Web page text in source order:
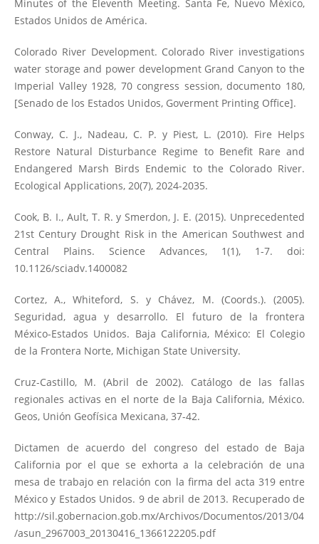
Minutes of the Eleventh Meeting. Santa Fe, Nuevo México,
Estados Unidos de América.
Colorado River Development. Colorado River investigations
water storage and power development Grand Canyon to the
Imperial Valley 1928, 70 congress session, documento 180,
[Senado de los Estados Unidos, Goverment Printing Office].
Conway, C. J., Nadeau, C. P. y Piest, L. (2010). Fire Helps
Restore Natural Disturbance Regime to Benefit Rare and
Endangered Marsh Birds Endemic to the Colorado River.
Ecological Applications, 20(7), 2024-2035.
Cook, B. I., Ault, T. R. y Smerdon, J. E. (2015). Unprecedented
21st Century Drought Risk in the American Southwest and
Central Plains. Science Advances, 1(1), 1-7. doi:
10.1126/sciadv.1400082
Cortez, A., Whiteford, S. y Chávez, M. (Coords.). (2005).
Seguridad, agua y desarrollo. El futuro de la frontera
México-Estados Unidos. Baja California, México: El Colegio
de la Frontera Norte, Michigan State University.
Cruz-Castillo, M. (Abril de 2002). Catálogo de las fallas
regionales activas en el norte de la Baja California, México.
Geos, Unión Geofísica Mexicana, 37-42.
Dictamen de acuerdo del congreso del estado de Baja
California por el que se exhorta a la celebración de una
mesa de trabajo en relación con la firma del acta 319 entre
México y Estados Unidos. 9 de abril de 2013. Recuperado de
http://sil.gobernacion.gob.mx/Archivos/Documentos/2013/04
/asun_2967003_20130416_1366122205.pdf